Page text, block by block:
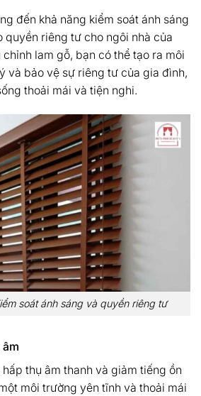
đến khả năng kiểm soát ánh sáng
quyền riêng tư cho ngôi nhà của
lam gỗ, bạn có thể tạo ra môi
và bảo vệ sự riêng tư của gia đình,
thoải mái và tiện nghi.
soát ánh sáng và quyền riêng tư
thụ âm thanh và giảm tiếng ồn
môi trường yên tĩnh và thoải mái